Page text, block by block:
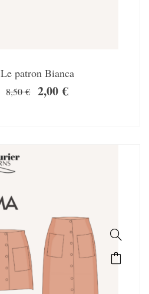
Le patron Bianca
8,50€ 2,00€